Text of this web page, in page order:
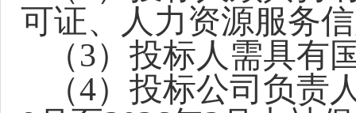
可证、
人力资源服务
（3）投标人需具有
（4）投标公司负责